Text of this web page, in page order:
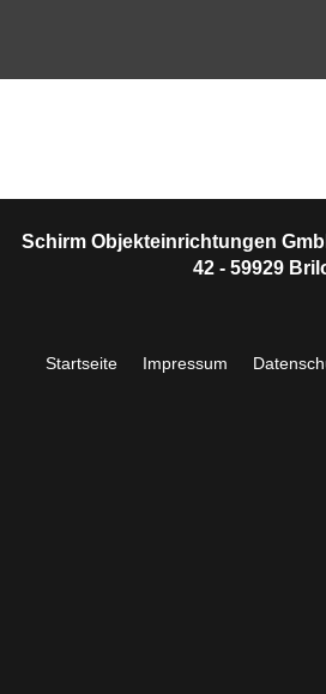
Schirm Objekteinrichtungen
42 - 59929
Startseite Impressum